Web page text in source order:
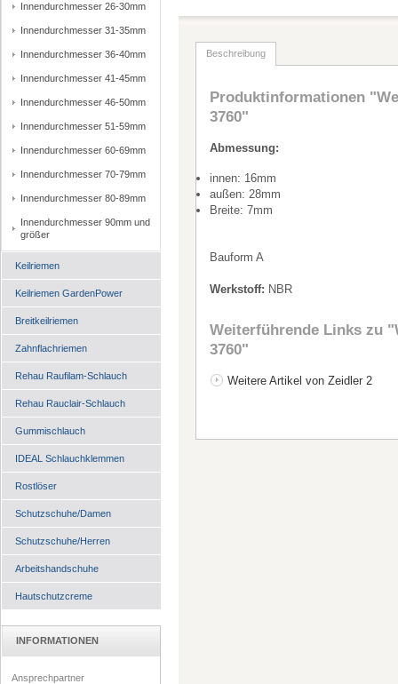
Innendurchmesser 26-30mm
Innendurchmesser 31-35mm
Innendurchmesser 36-40mm
Innendurchmesser 41-45mm
Innendurchmesser 46-50mm
Innendurchmesser 51-59mm
Innendurchmesser 60-69mm
Innendurchmesser 70-79mm
Innendurchmesser 80-89mm
Innendurchmesser 90mm und
größer
Keilriemen
Keilriemen GardenPower
Breitkeilriemen
Zahnflachriemen
Rehau Raufilam-Schlauch
Rehau Rauclair-Schlauch
Gummischlauch
IDEAL Schlauchklemmen
Rostlöser
Schutzschuhe/Damen
Schutzschuhe/Herren
Arbeitshandschuhe
Hautschutzcreme
INFORMATIONEN
Ansprechpartner
Beschreibung
Produktinformationen
3760"
Abmessung:
innen: 16mm
außen: 28mm
Breite: 7mm
Bauform A
Werkstoff: NBR
Weiterführende Links zu
3760"
Weitere Artikel von Zeidler 2